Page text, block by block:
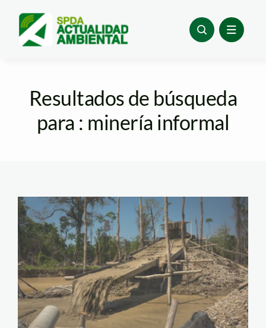
content
Resultados de búsqueda
para : minería informal
Minería ilegal.
Foto_Diego Perez
SPDA.jpg (1)